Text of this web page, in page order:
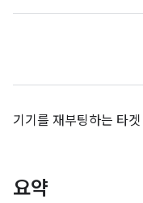
기기를 재부팅하는 타
요약